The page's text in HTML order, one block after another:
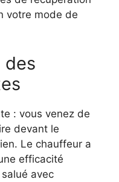
votre mode de
des
: vous venez de
devant le
Le chauffeur a
efficacité
salué avec